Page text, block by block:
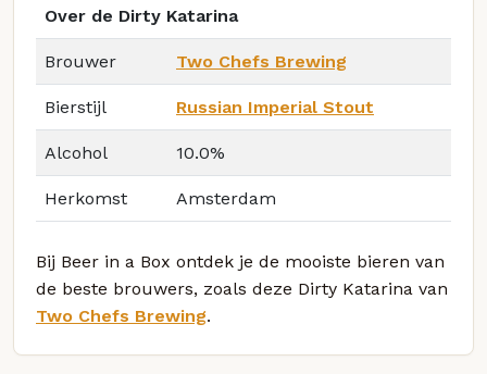
Over de Dirty Katarina
Brouwer Two Chefs Brewing
Bierstijl Russian Imperial Stout
Alcohol 10.0%
Herkomst Amsterdam
Bij Beer in a Box ontdek je de mooiste bieren van
de beste brouwers, zoals deze Dirty Katarina van
Two Chefs Brewing.